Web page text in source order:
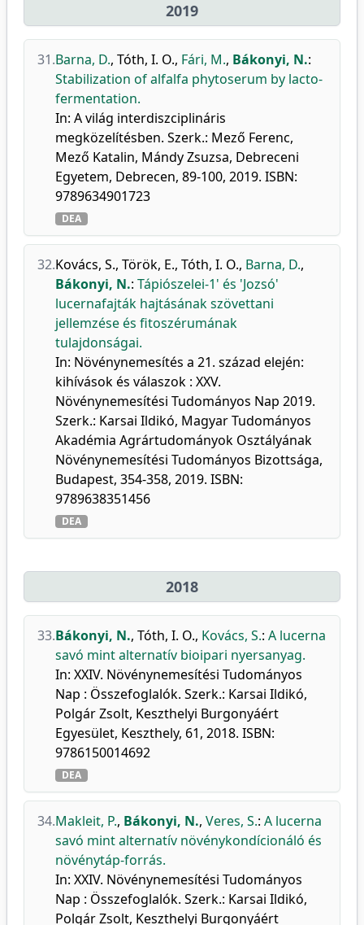
2019
31.Barna, D., Tóth, I. O., Fári, M., Bákonyi, N.:
Stabilization of alfalfa phytoserum by lacto-
fermentation.
In: A világ interdiszciplináris
megközelítésben. Szerk.: Mező Ferenc,
Mező Katalin, Mándy Zsuzsa, Debreceni
Egyetem, Debrecen, 89-100, 2019. ISBN:
9789634901723
DEA
32.Kovács, S., Török, E., Tóth, I. O., Barna, D.,
Bákonyi, N.: Tápiószelei-1' és 'Jozsó'
lucernafajták hajtásának szövettani
jellemzése és fitoszérumának
tulajdonságai.
In: Növénynemesítés a 21. század elején:
kihívások és válaszok : XXV.
Növénynemesítési Tudományos Nap 2019.
Szerk.: Karsai Ildikó, Magyar Tudományos
Akadémia Agrártudományok Osztályának
Növénynemesítési Tudományos Bizottsága,
Budapest, 354-358, 2019. ISBN:
9789638351456
DEA
2018
33.Bákonyi, N., Tóth, I. O., Kovács, S.: A lucerna
savó mint alternatív bioipari nyersanyag.
In: XXIV. Növénynemesítési Tudományos
Nap : Összefoglalók. Szerk.: Karsai Ildikó,
Polgár Zsolt, Keszthelyi Burgonyáért
Egyesület, Keszthely, 61, 2018. ISBN:
9786150014692
DEA
34.Makleit, P., Bákonyi, N., Veres, S.: A lucerna
savó mint alternatív növénykondícionáló és
növénytáp-forrás.
In: XXIV. Növénynemesítési Tudományos
Nap : Összefoglalók. Szerk.: Karsai Ildikó,
Polgár Zsolt, Keszthelyi Burgonyáért